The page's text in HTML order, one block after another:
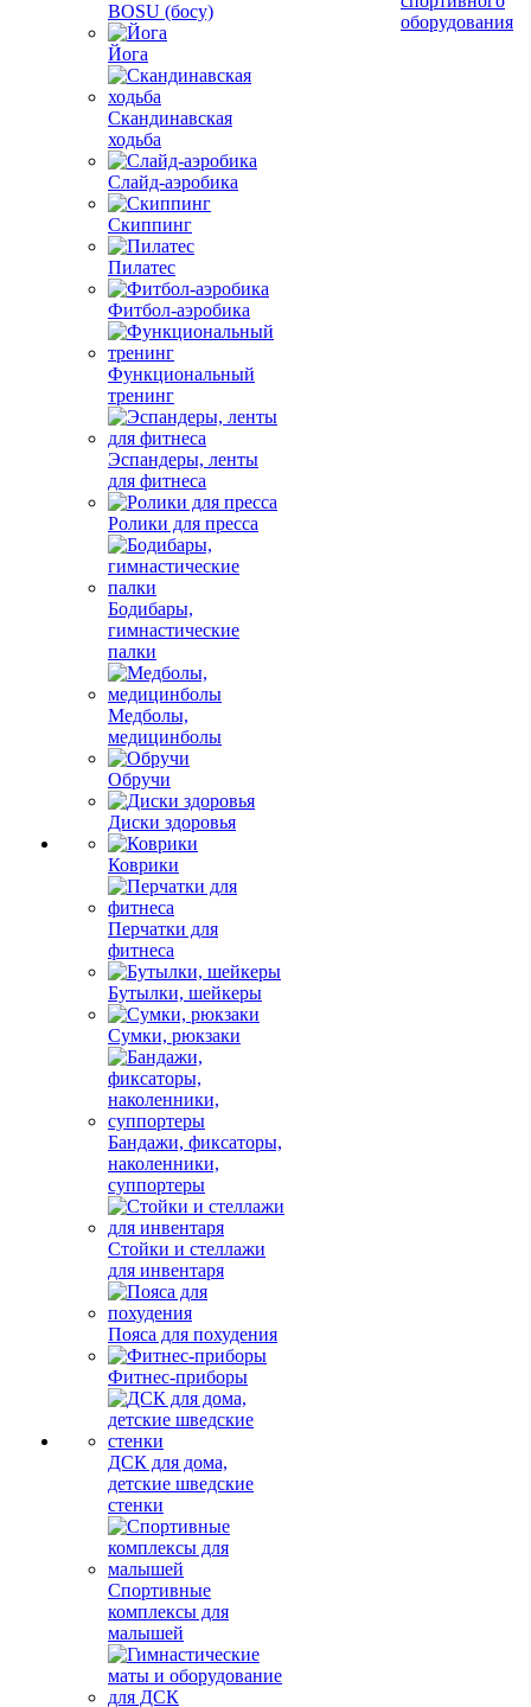
BOSU (босу)
Йога
Скандинавская
ходьба
Слайд-аэробика
Скиппинг
Пилатес
Фитбол-аэробика
Функциональный
тренинг
Эспандеры, ленты
для фитнеса
Ролики для пресса
Бодибары,
гимнастические
палки
Медболы,
медицинболы
Обручи
Диски здоровья
Коврики
Перчатки для
фитнеса
Бутылки, шейкеры
Сумки, рюкзаки
Бандажи, фиксаторы,
наколенники,
суппортеры
Стойки и стеллажи
для инвентаря
Пояса для похудения
Фитнес-приборы
ДСК для дома,
детские шведские
стенки
Спортивные
комплексы для
малышей
оборудования